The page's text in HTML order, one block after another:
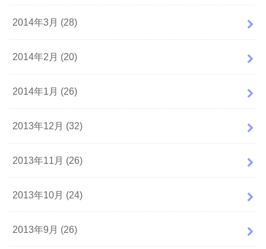
2014年3月 (28)
2014年2月 (20)
2014年1月 (26)
2013年12月 (32)
2013年11月 (26)
2013年10月 (24)
2013年9月 (26)